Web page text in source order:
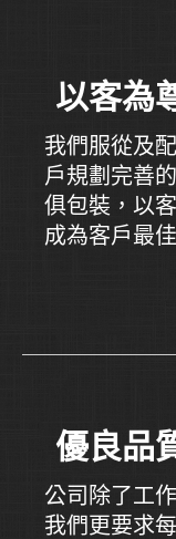
以客為
我們服從及
戶規劃完善
俱包裝，以
成為客戶最
優良品
公司除了工
我們更要求